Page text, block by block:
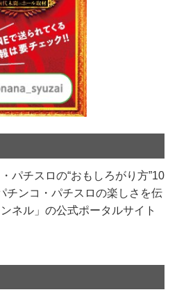
パチスロの“おもしろがり方”10
チンコ・パチスロの楽しさを伝
ネル」の公式ポータルサイト